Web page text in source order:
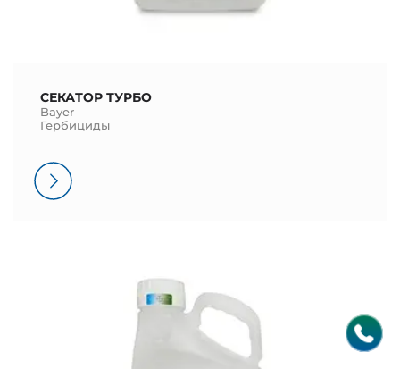
СЕКАТОР ТУРБО
Bayer
Гербициды